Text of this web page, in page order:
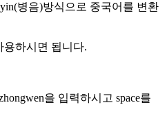
병음)방식으로 중국어를 변환
용하시면 됩니다.
을 입력하시고 space를